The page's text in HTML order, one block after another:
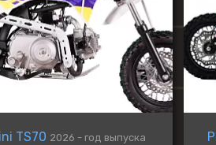
TS70 2026 - год выпуска